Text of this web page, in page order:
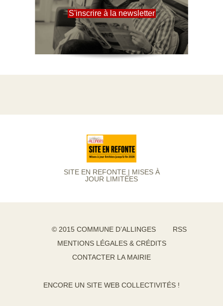
S'inscrire à la newsletter
SITE EN REFONTE | MISES À
JOUR LIMITÉES
© 2015 COMMUNE D’ALLINGES
RSS
MENTIONS LÉGALES & CRÉDITS
CONTACTER LA MAIRIE
ENCORE UN SITE WEB COLLECTIVITÉS !